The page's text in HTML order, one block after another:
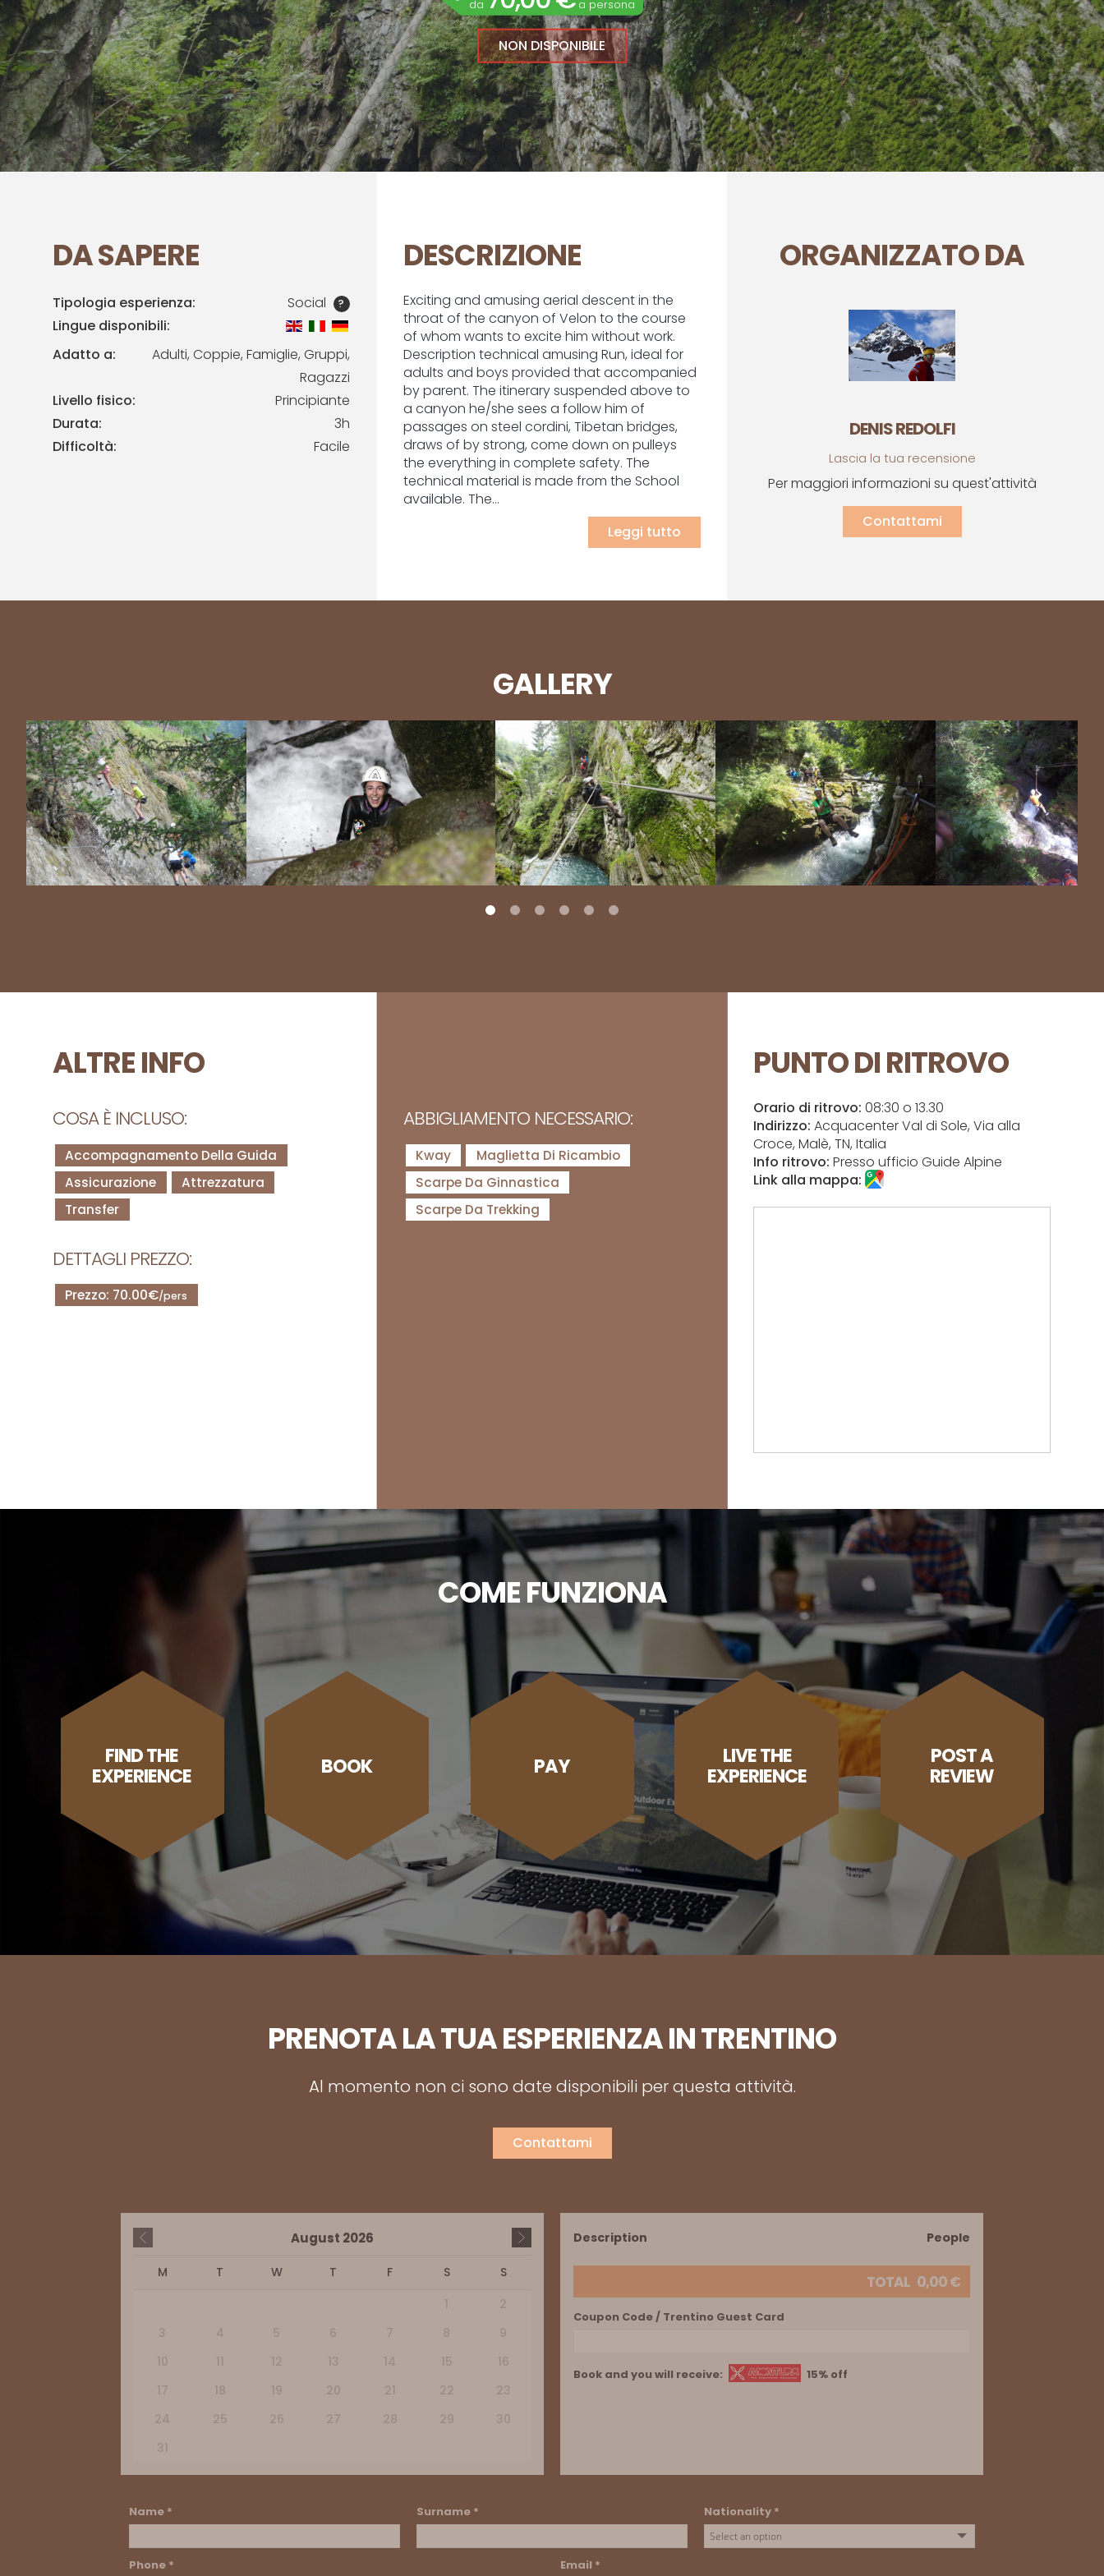
da a persona
NON DISPONIBILE
DA SAPERE
Tipologia esperienza: Social ?
Lingue disponibili:
Adatto a:
Adulti, Coppie, Famiglie, Gruppi,
Ragazzi
Livello fisico:
Principiante
Durata:
3h
Difficoltà:
Facile
DESCRIZIONE
Exciting and amusing aerial descent in the
throat of the canyon of Velon to the course
of whom wants to excite him without work.
Description technical amusing Run, ideal for
adults and boys provided that accompanied
by parent. The itinerary suspended above to
a canyon he/she sees a follow him of
passages on steel cordini, Tibetan bridges,
draws of by strong, come down on pulleys
the everything in complete safety. The
technical material is made from the School
available. The...
Leggi tutto
ORGANIZZATO DA
DENIS REDOLFI
Lascia la tua recensione
Per maggiori informazioni su quest'attività
Contattami
GALLERY
ALTRE INFO
COSA È INCLUSO:
Accompagnamento Della Guida
Assicurazione
Attrezzatura
Transfer
DETTAGLI PREZZO:
Prezzo: 70.00€/pers
ABBIGLIAMENTO NECESSARIO:
Kway
Maglietta Di Ricambio
Scarpe Da Ginnastica
Scarpe Da Trekking
PUNTO DI RITROVO
Orario di ritrovo: 08:30 o 13.30
Indirizzo: Acquacenter Val di Sole, Via alla
Croce, Malè, TN, Italia
Info ritrovo: Presso ufficio Guide Alpine
Link alla mappa:
COME FUNZIONA
FIND THE
EXPERIENCE BOOK PAY LIVE THE
EXPERIENCE
POST A
REVIEW
PRENOTA LA TUA ESPERIENZA IN TRENTINO
Al momento non ci sono date disponibili per questa attività.
Contattami
August 2026
M T W T F S
S
1
2
3
4 5 6 7 8
9
10
11 12 13 14 15
16
17
18 19 20 21 22
23
24
25 26 27 28 29
30
31
Description People
TOTAL 0,00€
Coupon Code / Trentino Guest Card
Book and you will receive: 15% off
Name * Surname * Nationality *
Phone * Email *